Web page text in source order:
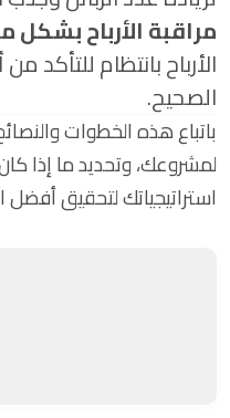
مراقبة الأرباح
الأرباح بانتظام للتأكد
الصحيح.
باتباع هذه الخطوات
لمشروعك، وتحديد ما إذا
استراتيجياتك لتحقيق أفضل